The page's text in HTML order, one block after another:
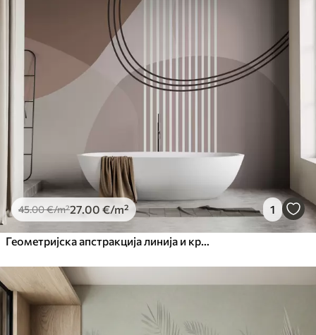
45.00€/m²27.00 €/m² 1
Геометријска апстракција линија и круг минимализам модеран стил